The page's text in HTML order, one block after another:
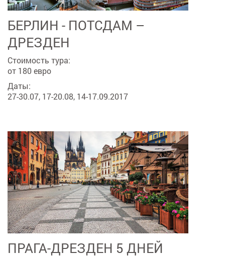
БЕРЛИН - ПОТСДАМ –
ДРЕЗДЕН
Стоимость тура:
от 180 евро
Даты:
27-30.07, 17-20.08, 14-17.09.2017
ПРАГА-ДРЕЗДЕН 5 ДНЕЙ